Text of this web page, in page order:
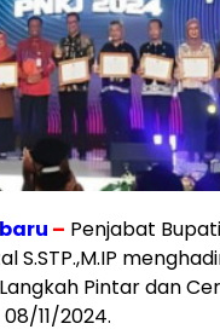
– Penjabat
S.STP.,M.IP
Pintar dan
11/2024.